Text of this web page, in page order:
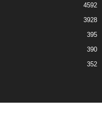
4592
3928
395
390
352